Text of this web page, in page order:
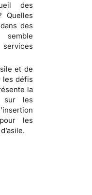
des
Quelles
des
et de
les défis
la
les
les